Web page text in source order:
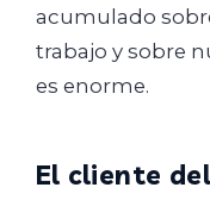
acumulado
trabajo y sobre
es enorme.
El cliente